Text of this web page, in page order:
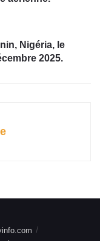
Nigéria, le
2025.